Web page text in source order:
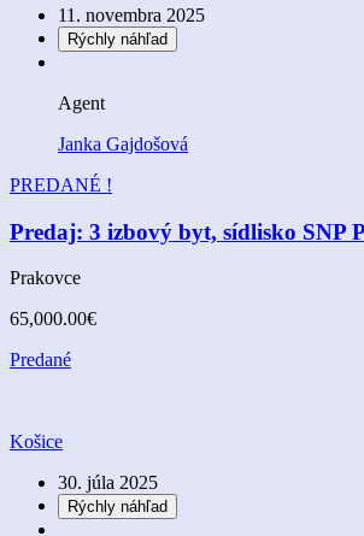
11. novembra 2025
Rýchly náhľad
Agent
Janka Gajdošová
PREDANÉ !
Predaj: 3 izbový byt, sídlisko SNP
Prakovce
65,000.00€
Predané
Košice
30. júla 2025
Rýchly náhľad